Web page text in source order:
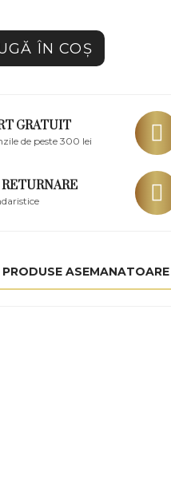
ÎN COŞ
GRATUIT
de peste 300 lei
PRODUSE ASEMANATOARE